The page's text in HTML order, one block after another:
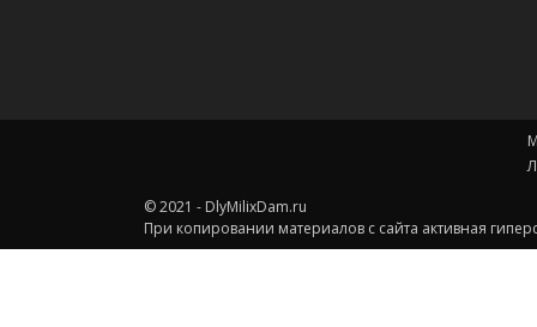
© 2021 - DlyMilixDam.ru
При копировании материалов с сайта активная